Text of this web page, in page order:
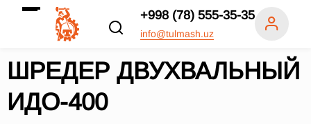
+998 (78) 555-35-35
info@tulmash.uz
ШРЕДЕР ДВУХВАЛЬНЫЙ
ИДО-400